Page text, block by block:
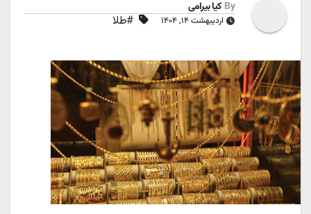
By کیا بیرامی
اردیبهشت ۱۴, ۱۴۰۴ #طلا